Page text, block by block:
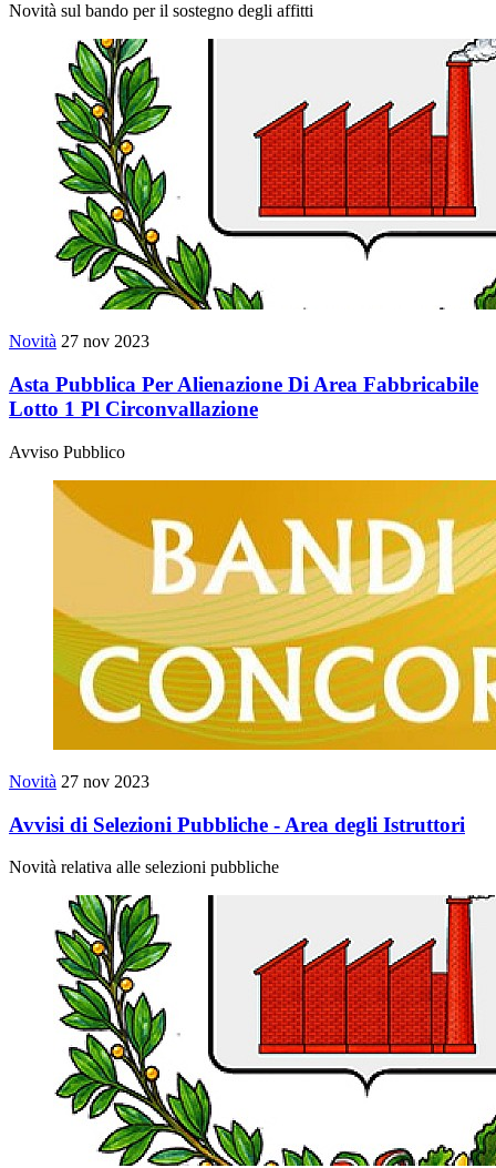
Novità sul bando per il sostegno degli affitti
Novità 27 nov 2023
Asta Pubblica Per Alienazione Di Area Fabbricabile
Lotto 1 Pl Circonvallazione
Avviso Pubblico
Novità 27 nov 2023
Avvisi di Selezioni Pubbliche - Area degli Istruttori
Novità relativa alle selezioni pubbliche